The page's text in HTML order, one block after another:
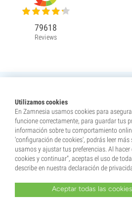
Utilizamos cookies
En Zamnesia usamos cookies para
funcione correctamente, para guardar tus
información sobre tu comportamiento
'configuración de cookies', podrás leer más
usamos y ajustar tus preferencias. Al
cookies y continuar", aceptas el uso de
describe en nuestra declaración de
Aceptar todas las
79618
Reviews
* Nuestras semillas se venden como suvenires. La